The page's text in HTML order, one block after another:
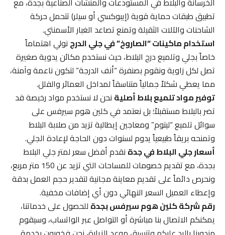
تطبيق طبقات حماية قوية (إيبوكسي أو سيلر) تتحمل حركة
الشاحنات والآلات الثقيلة وتمنع تصاعد الغبار الأسمنتي.
استخدام ماكينات “الصاروخ” في جلي الدرجنولي اهتماماً
خاصاً بجلي وتلميع درج البلاط، حيث نستخدم مكائن يدوية صغيرة
تصل لكل زاوية ونقوم بصنفرة “أنف الدرجة” لتكون ناعمة وآمنة،
مما يعطي شكلاً جمالياً متناسقاً لمداخل العمائر والفلل.
توفير مواد تلميع بلاط أصليةنحن لا نستخدم مواد رخيصة قد
تضر بالبلاط مستقبلاً؛ بل نعتمد في كلين هوم سيرفس على
سوائل تلميع “ليتوم” ومعاجين إيطالية تزيد من صلابة البلاط
وتمنحه بريقاً طبيعياً يدوم لسنوات دون الحاجة لإعادة الجلي.
أسعار جلي البلاط في جدةنقدم أفضل سعر لمتر جلي البلاط
بجدة، مع تقديم خصومات للمساحات التي تزيد عن 150 متر مربع،
ونحرص دائماً على تقديم معاينة مجانية لتقدير حجم العمل بدقة
وإعطاء العميل السعر النهائي دون أي إضافات مخفية.
رقم شركة كلين هوم سيرفس بجدةللحصول على خدماتنا،
يمكنكم الاتصال بنا مباشرة أو التواصل عبر الواتساب، وسيقوم